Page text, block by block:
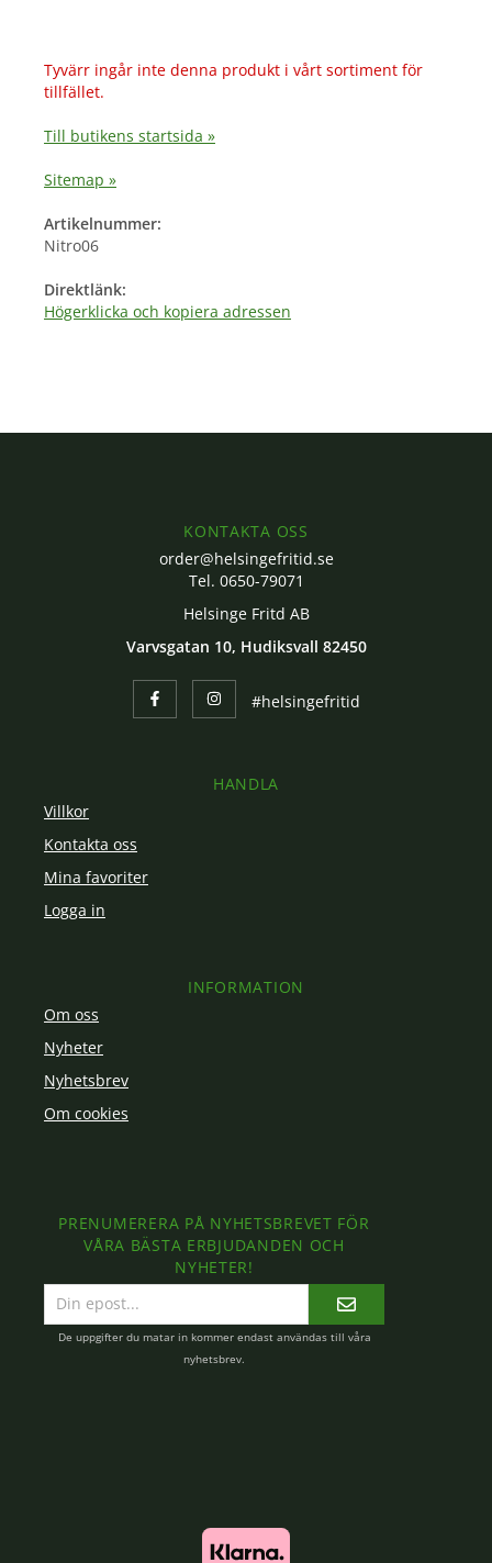
Tyvärr ingår inte denna produkt i vårt sortiment för
tillfället.
Till butikens startsida »
Sitemap »
Artikelnummer:
Nitro06
Direktlänk:
Högerklicka och kopiera adressen
KONTAKTA OSS
order@helsingefritid.se
Tel. 0650-79071
Helsinge Fritd AB
Varvsgatan 10, Hudiksvall 82450
#helsingefritid
HANDLA
Villkor
Kontakta oss
Mina favoriter
Logga in
INFORMATION
Om oss
Nyheter
Nyhetsbrev
Om cookies
PRENUMERERA PÅ NYHETSBREVET FÖR
VÅRA BÄSTA ERBJUDANDEN OCH
NYHETER!
postadress
De uppgifter du matar in kommer endast användas till våra
nyhetsbrev.